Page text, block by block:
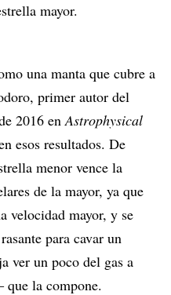
mayor.
una manta que cubre a
primer autor del
2016 enAstrophysical
esos resultados. De
menor vence la
de la mayor, ya que
velocidad mayor, y se
para cavar un
ver un poco del gas a
la compone.